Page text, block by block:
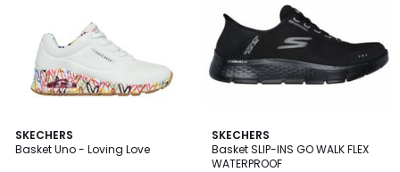
SKECHERS
Basket Uno - Loving Love
4,9
/ 5
3
Couleurs
SKECHERS
Basket SLIP-INS GO WALK FLEX
WATERPROOF
5
/
5